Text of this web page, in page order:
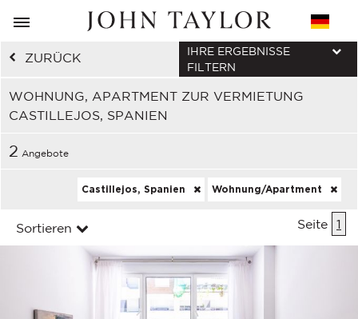
ZURÜCK
WOHNUNG, APARTMENT ZUR VERMIETUNG
CASTILLEJOS, SPANIEN
IHRE ERGEBNISSE
FILTERN
2 Angebote
Castillejos, Spanien Wohnung/Apartment
Sortieren Seite 1